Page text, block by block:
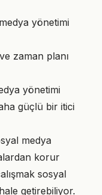
yönetimi
zaman planı
yönetimi
güçlü bir itici
medya
korur
sosyal
getirebiliyor.